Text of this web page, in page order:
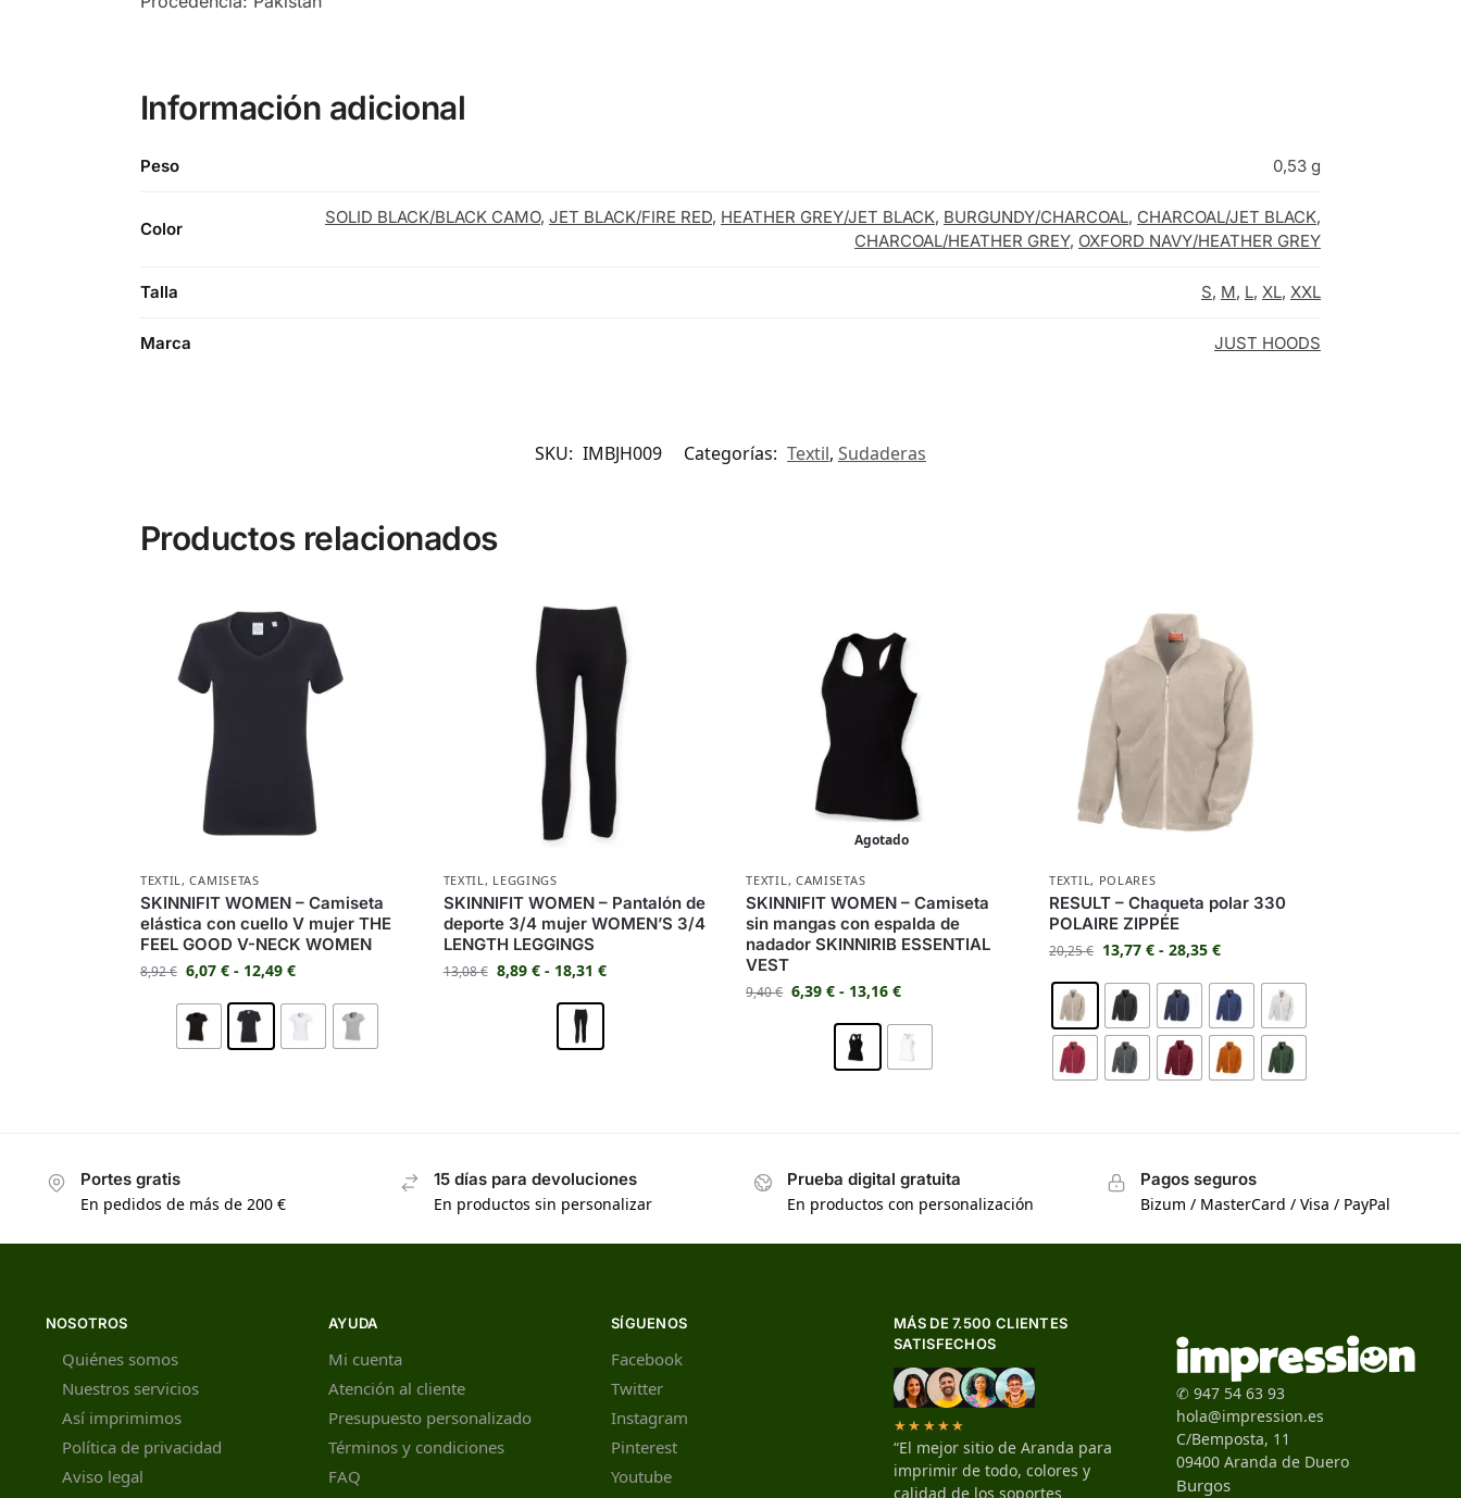
Información adicional
Peso 0,53 g
Color
SOLID BLACK/BLACK CAMO, JET BLACK/FIRE RED, HEATHER GREY/JET BLACK, BURGUNDY/CHARCOAL, CHARCOAL/JET BLACK,
CHARCOAL/HEATHER GREY, OXFORD NAVY/HEATHER GREY
Talla S, M, L, XL, XXL
Marca JUST HOODS
SKU: IMBJH009 Categorías: Textil, Sudaderas
Productos relacionados
TEXTIL,CAMISETAS
SKINNIFIT WOMEN – Camiseta
elástica con cuello V mujer THE
FEEL GOOD V-NECK WOMEN
8,92€ 6,07 € - 12,49 €
TEXTIL, LEGGINGS
SKINNIFIT WOMEN – Pantalón de
deporte 3/4 mujer WOMEN’S 3/4
LENGTH LEGGINGS
13,08€ 8,89 € - 18,31 €
Agotado
TEXTIL, CAMISETAS
SKINNIFIT WOMEN – Camiseta
sin mangas con espalda de
nadador SKINNIRIB ESSENTIAL
VEST
9,40€ 6,39€ - 13,16€
TEXTIL, POLARES
RESULT – Chaqueta polar 330
POLAIRE ZIPPÉE
20,25€ 13,77€ - 28,35€
Portes gratis
En pedidos de más de 200 €
15 días para devoluciones
En productos sin personalizar
Prueba digital gratuita
En productos con personalización
Pagos seguros
Bizum / MasterCard / Visa / PayPal
NOSOTROS
Quiénes somos
Nuestros servicios
Así imprimimos
Política de privacidad
Aviso legal
AYUDA
Mi cuenta
Atención al cliente
Presupuesto personalizado
Términos y condiciones
FAQ
SÍGUENOS
Facebook
Twitter
Instagram
Pinterest
Youtube
MÁS DE 7.500 CLIENTES
SATISFECHOS
★★★★★
“El mejor sitio de Aranda para
imprimir de todo, colores y
calidad de los soportes
✆ 947 54 63 93
hola@impression.es
C/Bemposta, 11
09400 Aranda de Duero
Burgos